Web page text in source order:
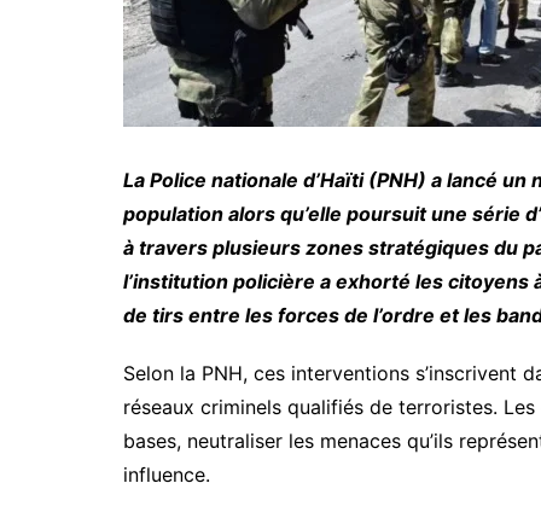
La Police nationale d’Haïti (PNH) a lancé
population alors qu’elle poursuit une série
à travers plusieurs zones stratégiques du
l’institution policière a exhorté les
de tirs entre les forces de l’ordre et les
Selon la PNH, ces interventions s’inscrivent
réseaux criminels qualifiés de terroristes.
bases, neutraliser les menaces qu’ils
influence.